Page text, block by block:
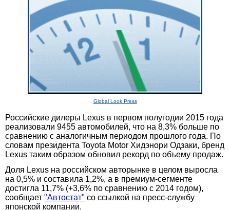
Global Look Press
Российские дилеры Lexus в первом полугодии 2015 года
реализовали 9455 автомобилей, что на 8,3% больше по
сравнению с аналогичным периодом прошлого года. По
словам президента Toyota Motor Хидэнори Одзаки, бренд
Lexus таким образом обновил рекорд по объему продаж.
Доля Lexus на российском авторынке в целом выросла
на 0,5% и составила 1,2%, а в премиум-сегменте
достигла 11,7% (+3,6% по сравнению с 2014 годом),
сообщает "Автостат" со ссылкой на пресс-службу
японской компании.